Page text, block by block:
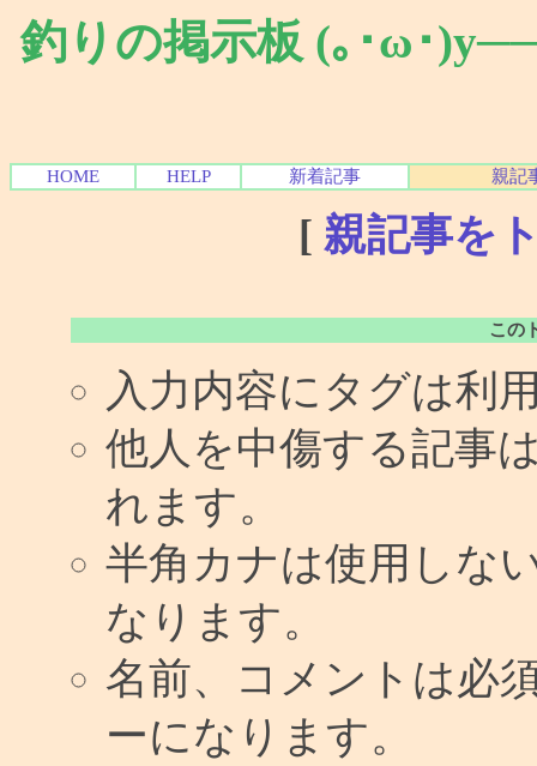
釣りの掲示板 (｡･ω･
HOME HELP 新着記事 親記
[ 親記事を
この
入力内容にタグは利
他人を中傷する記事
れます。
半角カナは使用しな
なります。
名前、コメントは必
ーになります。